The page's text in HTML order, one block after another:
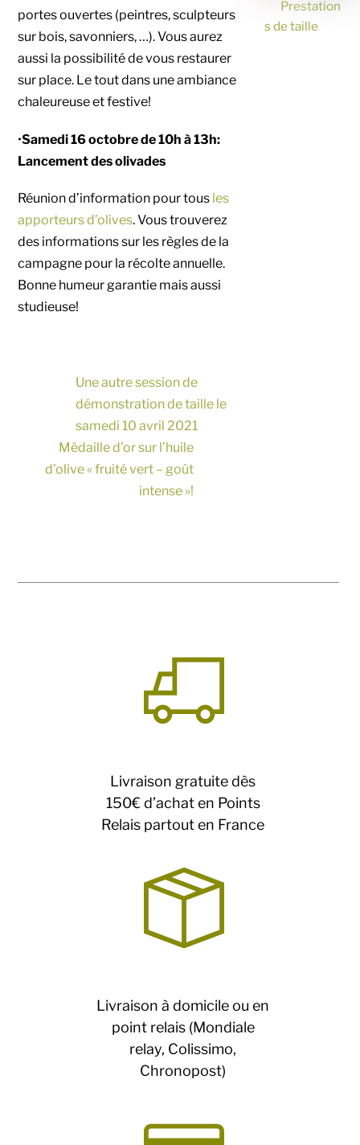
portes ouvertes (peintres, sculpteurs
sur bois, savonniers, …). Vous aurez
aussi la possibilité de vous restaurer
sur place. Le tout dans une ambiance
chaleureuse et festive!
•Samedi 16 octobre de 10h à 13h:
Lancement des olivades
Réunion d’information pour tous les
apporteurs d’olives. Vous trouverez
des informations sur les règles de la
campagne pour la récolte annuelle.
Bonne humeur garantie mais aussi
studieuse!
Une autre session de
démonstration de taille le
samedi 10 avril 2021
Médaille d’or sur l’huile
d’olive « fruité vert – goût
intense »!
Prestation
s de taille
Livraison gratuite dès
150€ d’achat en Points
Relais partout en France
Livraison à domicile ou en
point relais (Mondiale
relay, Colissimo,
Chronopost)